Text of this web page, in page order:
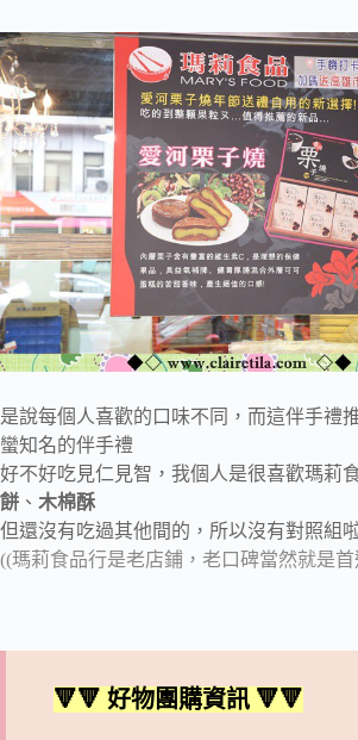
是說每個人喜歡的口味不同，而這伴手禮
蠻知名的伴手禮
好不好吃見仁見智，我個人是很喜歡瑪莉
餅 、 木棉酥
但還沒有吃過其他間的，所以沒有對照組
((瑪莉食品行是老店鋪，老口碑當然就是
🔻🔻 好物團購資訊 🔻🔻